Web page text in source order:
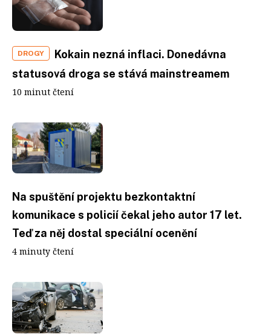
DROGY
Kokain nezná inflaci. Donedávna
statusová droga se stává mainstreamem
10 minut čtení
Na spuštění projektu bezkontaktní
komunikace s policií čekal jeho autor 17 let.
Teď za něj dostal speciální ocenění
4 minuty čtení